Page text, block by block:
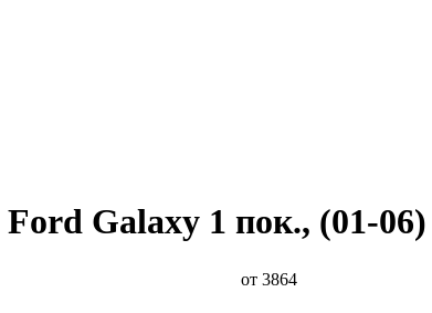
Ford Galaxy 1 пок., (01-06)
от 3864